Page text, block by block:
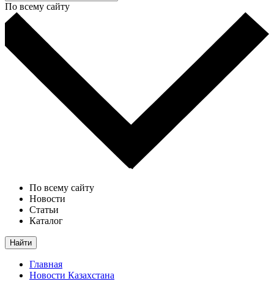
По всему сайту
По всему сайту
Новости
Статьи
Каталог
Найти
Главная
Новости Казахстана